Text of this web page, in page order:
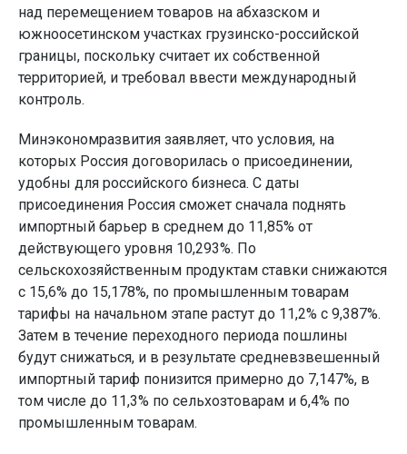
над перемещением товаров на абхазском и
южноосетинском участках грузинско-российской
границы, поскольку считает их собственной
территорией, и требовал ввести международный
контроль.
Минэкономразвития заявляет, что условия, на
которых Россия договорилась о присоединении,
удобны для российского бизнеса. С даты
присоединения Россия сможет сначала поднять
импортный барьер в среднем до 11,85% от
действующего уровня 10,293%. По
сельскохозяйственным продуктам ставки снижаются
с 15,6% до 15,178%, по промышленным товарам
тарифы на начальном этапе растут до 11,2% с 9,387%.
Затем в течение переходного периода пошлины
будут снижаться, и в результате средневзвешенный
импортный тариф понизится примерно до 7,147%, в
том числе до 11,3% по сельхозтоварам и 6,4% по
промышленным товарам.